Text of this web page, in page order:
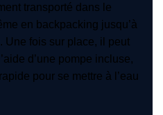
transporté dans le
en backpacking jusqu’à
Une fois sur place, il peut
d’une pompe incluse,
pour se mettre à l’eau